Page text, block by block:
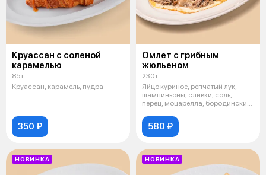
Круассан с соленой
карамелью
85 г
Круассан, карамель, пудра
350 ₽
Омлет с грибным
жюльеном
230 г
Яйцо куриное, репчатый лук,
шампиньоны, сливки, соль,
перец, моцарелла, бородинский
580 ₽
НОВИНКА НОВИНКА